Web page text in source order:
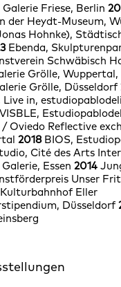
Friese, Berlin
der Heydt-Museum,
Hohnke),
Ebenda,
Schwäbisch
Grölle, Wuppertal,
Grölle, Düsseldorf
Live in,
Oviedo Reflective
2018 BIOS,
Cité des Arts
Galerie, Essen2014
Unser
Eller
Düsseldorf